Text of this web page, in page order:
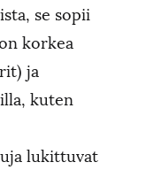
se sopii
korkea
ja
kuten
lukittuvat